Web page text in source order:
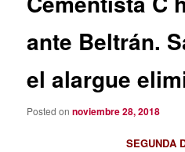
ante Beltrán.
el alargue
Posted onnoviembre 28, 2018
SEGUNDA